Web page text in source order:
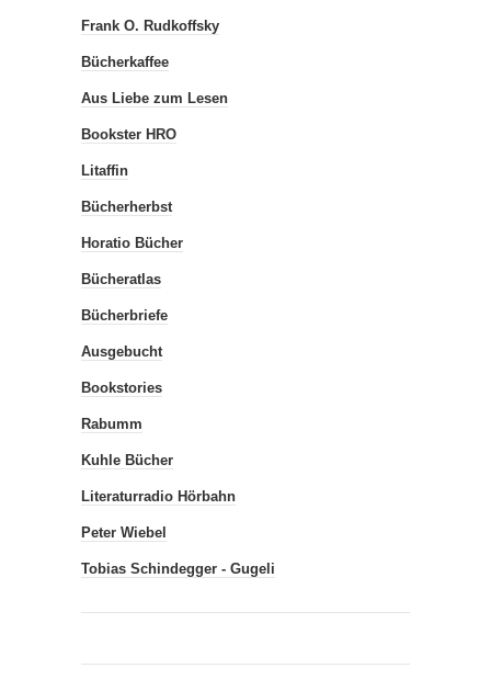
Frank O. Rudkoffsky
Bücherkaffee
Aus Liebe zum Lesen
Bookster HRO
Litaffin
Bücherherbst
Horatio Bücher
Bücheratlas
Bücherbriefe
Ausgebucht
Bookstories
Rabumm
Kuhle Bücher
Literaturradio Hörbahn
Peter Wiebel
Tobias Schindegger - Gugeli